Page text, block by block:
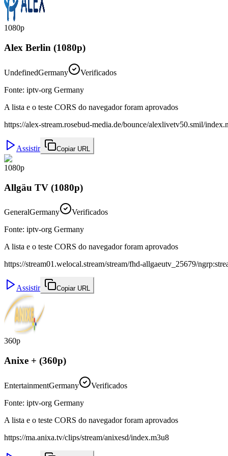
1080p
Alex Berlin (1080p)
UndefinedGermany
Verificados
Fonte: iptv-org Germany
A lista e o teste CORS do navegador foram aprovados
https://alex-stream.rosebud-media.de/bounce/alexlivetv50.smil/
Assistir Copiar URL
1080p
Allgäu TV (1080p)
GeneralGermany
Verificados
Fonte: iptv-org Germany
A lista e o teste CORS do navegador foram aprovados
https://stream01.welocal.stream/stream/fhd-allgaeutv_25679/
Assistir Copiar URL
360p
Anixe + (360p)
EntertainmentGermany
Verificados
Fonte: iptv-org Germany
A lista e o teste CORS do navegador foram aprovados
https://ma.anixa.tv/clips/stream/anixesd/index.m3u8